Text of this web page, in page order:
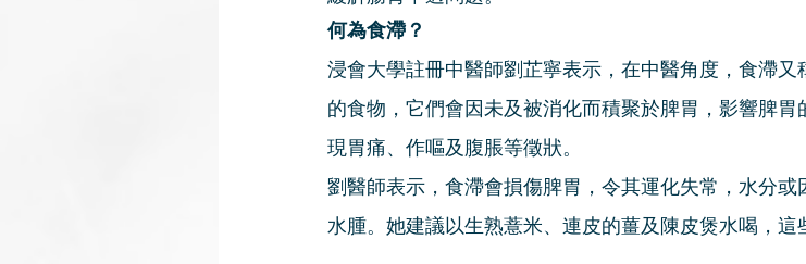
何為食滯？
浸會大學註冊中醫師劉芷寧表示，在中醫角度，食滯
的食物，它們會因未及被消化而積聚於脾胃，影響脾
現胃痛、作嘔及腹脹等徵狀。
劉醫師表示，食滯會損傷脾胃，令其運化失常，水分
水腫。她建議以生熟薏米、連皮的薑及陳皮煲水喝，這